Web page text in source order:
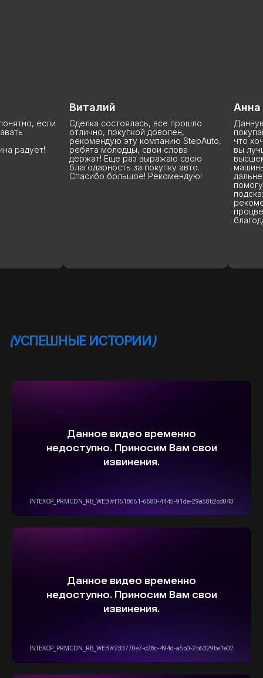
Сделка состоялась, все прошло
отлично, покупкой доволен,
рекомендую эту компанию StepAuto,
ребята молодцы, свои слова
держат! Еще раз выражаю свою
благодарность за покупку авто.
Спасибо большое! Рекомендую!
Данную компанию
покупаю у них уже
что хочу сказать:
вы лучшие, я бы
высшем уровне,
машины до сделки
дальнейшей
помогут,
подскажут.
рекомендую
процветания и
благодарных
ВЫБЕРИТЕ СВОЙ АВТОМОБИЛЬ,
БЫСТРОЙ ДОСТАВКЕ
ОСТАВИТЬ ЗАЯВКУ